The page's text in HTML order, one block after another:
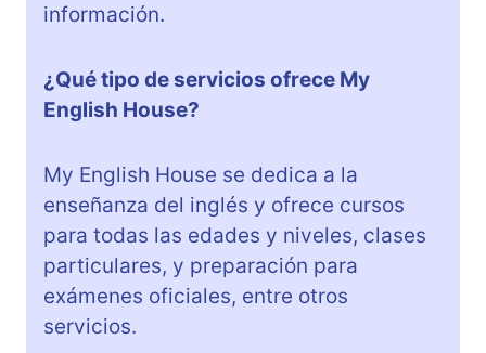
información.
¿Qué tipo de servicios ofrece My
English House?
My English House se dedica a la
enseñanza del inglés y ofrece cursos
para todas las edades y niveles, clases
particulares, y preparación para
exámenes oficiales, entre otros
servicios.